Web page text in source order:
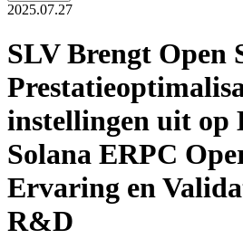
2025.07.27
SLV Brengt Open
instellingen uit op
Solana ERPC
Ervaring en
R&D